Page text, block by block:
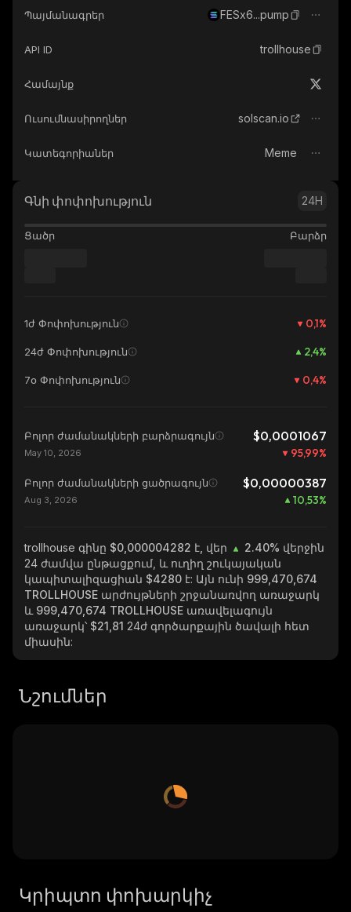
Պայմանագրեր FESx6...pump
API ID trollhouse
Համայնք
Ուսումնասիրողներ solscan.io
Կատեգորիաներ Meme
Գնի փոփոխություն 24H
Ցածր Բարձր
1ժ Փոփոխություն 0,1%
24ժ Փոփոխություն 2,4%
7օ Փոփոխություն 0,4%
Բոլոր ժամանակների բարձրագույն $0,0001067
May 10, 2026 95,99%
Բոլոր ժամանակների ցածրագույն $0,00000387
Aug 3, 2026 10,53%
trollhouse գինը $0,000004282 է, վեր 2.40% վերջին
24 ժամվա ընթացքում, և ուղիղ շուկայական
կապիտալիզացիան $4280 է: Այն ունի 999,470,674
TROLLHOUSE արժույթների շրջանառվող առաջարկ
և 999,470,674 TROLLHOUSE առավելագույն
առաջարկ՝ $21,81 24ժ գործարքային ծավալի հետ
միասին:
Նշումներ
Կրիպտո փոխարկիչ